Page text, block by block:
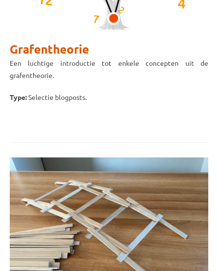
Grafentheorie
Een luchtige introductie tot enkele concepten uit de
grafentheorie.
Type:Selectie blogposts.